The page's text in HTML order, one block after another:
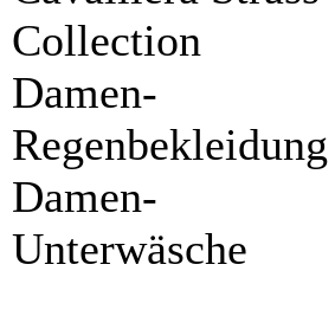
Collection
Damen-
Regenbekleidung
Damen-
Unterwäsche